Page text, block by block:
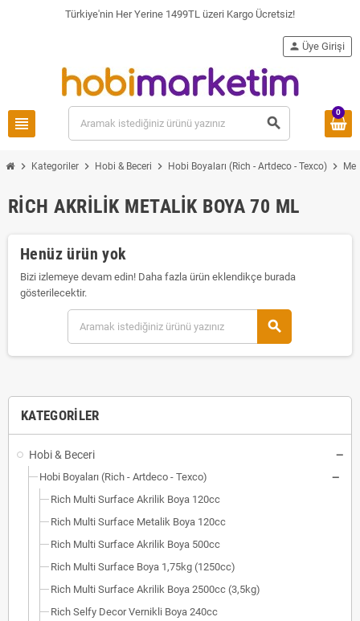
Türkiye'nin Her Yerine 1499TL üzeri Kargo Ücretsiz!
view_headline search
person Üye Girişi
0
chevron_right Kategoriler chevron_right Hobi & Beceri chevron_right Hobi Boyaları (Rich - Artdeco - Texco) chevron_right
KATEGORILER
Hobi & Beceri
Hobi Boyaları (Rich - Artdeco - Texco)
Rich Multi Surface Akrilik Boya 120cc
Rich Multi Surface Metalik Boya 120cc
Rich Multi Surface Akrilik Boya 500cc
Rich Multi Surface Boya 1,75kg (1250cc)
Rich Multi Surface Akrilik Boya 2500cc (3,5kg)
Rich Selfy Decor Vernikli Boya 240cc
RICH AKRILIK METALIK BOYA 70 ML
Henüz ürün yok
Bizi izlemeye devam edin! Daha fazla ürün eklendikçe burada
gösterilecektir.
search